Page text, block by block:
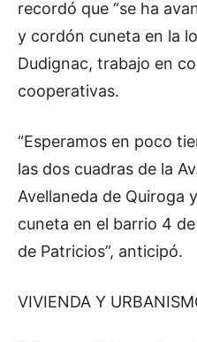
recordó que “se ha
y cordón cuneta en la
Dudignac, trabajo en
cooperativas.
“Esperamos en poco
las dos cuadras de la
Avellaneda de Quiroga
cuneta en el barrio 4
de Patricios”, anticipó.
VIVIENDA Y